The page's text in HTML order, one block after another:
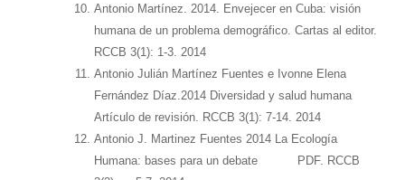
Antonio Martínez. 2014. Envejecer en Cuba: visión
humana de un problema demográfico. Cartas al editor.
RCCB 3(1): 1-3. 2014
Antonio Julián Martínez Fuentes e Ivonne Elena
Fernández Díaz.2014 Diversidad y salud humana
Artículo de revisión. RCCB 3(1): 7-14. 2014
Antonio J. Martinez Fuentes 2014 La Ecología
Humana: bases para un debate PDF. RCCB